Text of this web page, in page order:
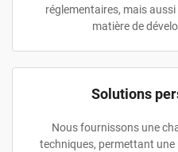
réglementaires, mais
matière de
Solutions
Nous fournissons une
techniques, permettant